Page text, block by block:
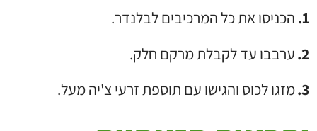
הכניסו את כל המרכיבים לבלנדר.
ערבבו עד לקבלת מרקם חלק.
מזגו לכוס והגישו עם תוספת זרעי צ'יה מעל.